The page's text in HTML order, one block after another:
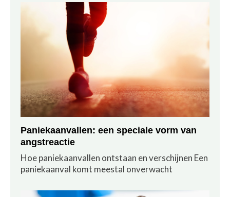
Paniekaanvallen: een speciale vorm van
angstreactie
Hoe paniekaanvallen ontstaan en verschijnen Een
paniekaanval komt meestal onverwacht